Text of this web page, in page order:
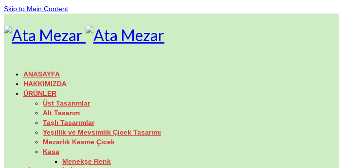
Skip to Main Content
ANASAYFA
HAKKIMIZDA
ÜRÜNLER
Üst Tasarımlar
Alt Tasarım
Taşlı Tasarımlar
Yeşillik ve Mevsimlik Çicek Tasarımı
Mezarlık Kesme Çicek
Kasa
Menekşe Renk